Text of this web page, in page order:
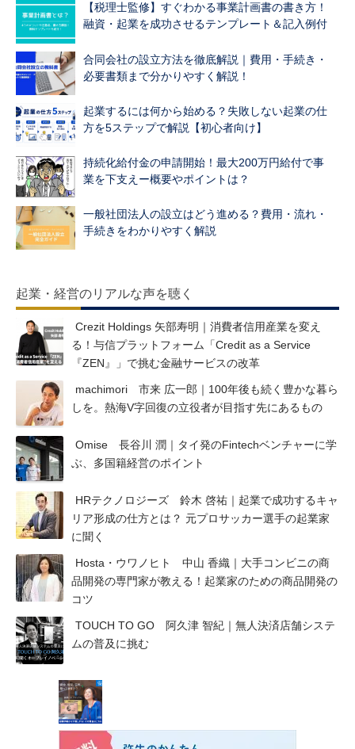
【税理士監修】すぐわかる事業計画書の書き方！
融資・起業を成功させるテンプレート＆記入例付
合同会社の設立方法を徹底解説｜費用・手続き・
必要書類まで分かりやすく解説！
起業するには何から始める？失敗しない起業の仕
方を5ステップで解説【初心者向け】
持続化給付金の申請開始！最大200万円給付で事
業を下支えー概要やポイントは？
一般社団法人の設立はどう進める？費用・流れ・
手続きをわかりやすく解説
起業・経営のリアルな声を聴く
Crezit Holdings 矢部寿明｜消費者信用産業を変え
る！与信プラットフォーム「Credit as a Service
『ZEN』」で挑む金融サービスの改革
machimori 市来 広一郎｜100年後も続く豊かな暮ら
しを。熱海V字回復の立役者が目指す先にあるもの
Omise 長谷川 潤｜タイ発のFintechベンチャーに学
ぶ、多国籍経営のポイント
HRテクノロジーズ 鈴木 啓祐｜起業で成功するキャ
リア形成の仕方とは？ 元プロサッカー選手の起業家
に聞く
Hosta・ウワノヒト 中山 香織｜大手コンビニの商
品開発の専門家が教える！起業家のための商品開発の
コツ
TOUCH TO GO 阿久津 智紀｜無人決済店舗システ
ムの普及に挑む